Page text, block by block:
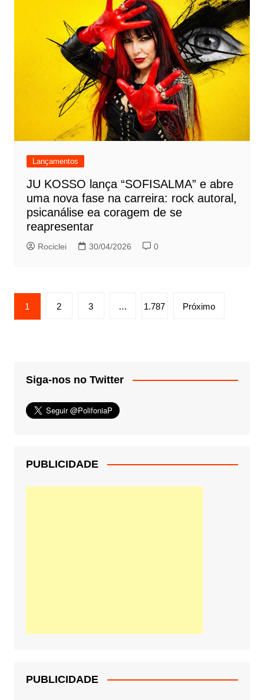
Lançamentos
JU KOSSO lança “SOFISALMA” e abre
uma nova fase na carreira: rock autoral,
psicanálise ea coragem de se
reapresentar
Rociclei 30/04/2026 0
Paginação
de
1 2 3 … 1.787 Próximo
Siga-nos no Twitter
PUBLICIDADE
PUBLICIDADE